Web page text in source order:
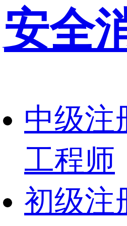
安全
中级注
工程师
初级注